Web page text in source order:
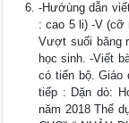
-Hướùng dẫn
: cao 5 li) -V
Vượt suối băng
học sinh. -Viết
có tiến bộ. Giáo
tiếp : Dặn dò:
năm 2018 Thể